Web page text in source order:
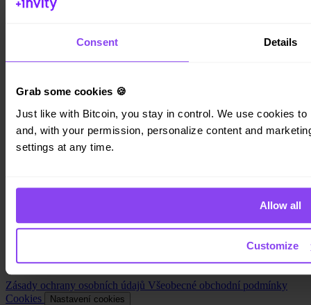
Consent Details
Grab some cookies 🍪
Just like with Bitcoin, you stay in control. We use cookies
and, with your permission, personalize content and
settings at any time.
Allow all
Customize
Cash Out
Turbo Nákup
Vydělejte Bitcoin
Private
O nás
Média
Kontakt
Zásady ochrany osobních údajů Všeobecné obchodní podmínky
Cookies
Nastavení cookies